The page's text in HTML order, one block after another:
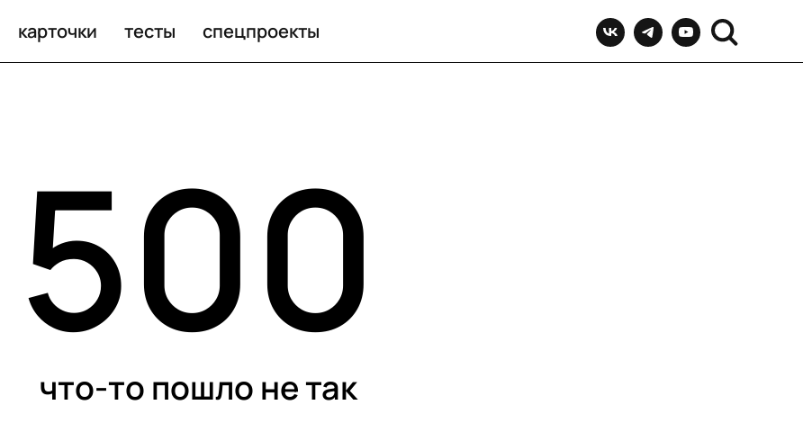
карточки тесты спецпроекты
500
что-то пошло не так